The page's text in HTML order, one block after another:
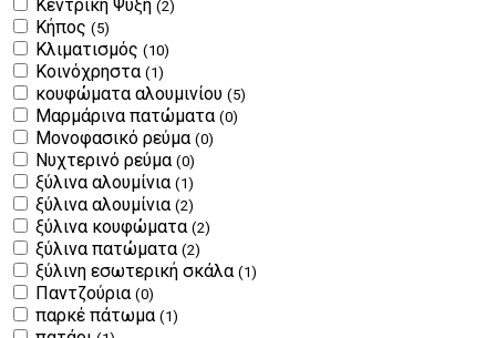
Κεντρική Ψύξη (2)
Κήπος (5)
Κλιματισμός (10)
Κοινόχρηστα (1)
κουφώματα αλουμινίου (5)
Μαρμάρινα πατώματα (0)
Μονοφασικό ρεύμα (0)
Νυχτερινό ρεύμα (0)
ξύλινα αλουμίνια (1)
ξύλινα αλουμίνια (2)
ξύλινα κουφώματα (2)
ξύλινα πατώματα (2)
ξύλινη εσωτερική σκάλα (1)
Παντζούρια (0)
παρκέ πάτωμα (1)